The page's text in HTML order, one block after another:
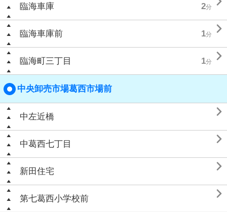
臨海車庫 2分
臨海車庫前 1分 
臨海町三丁目 1分 
中央卸売市場葛西市場前
中左近橋 
中葛西七丁目 
新田住宅 
第七葛西小学校前 